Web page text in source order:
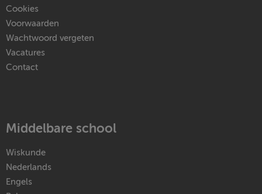
Cookies
Voorwaarden
Wachtwoord vergeten
Vacatures
Contact
Middelbare school
Wiskunde
Nederlands
Engels